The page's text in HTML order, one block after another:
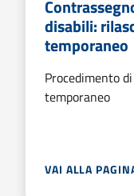
disabili:
temporaneo
Procedimento
temporaneo
VAI ALLA